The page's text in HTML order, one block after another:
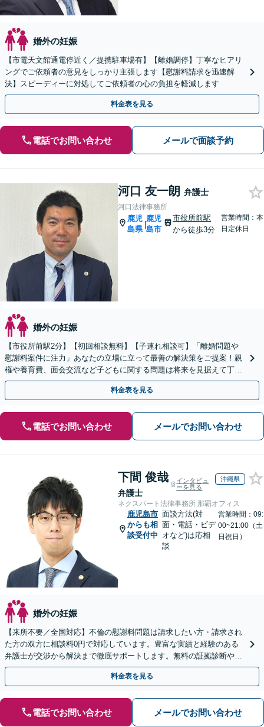
婚外の妊娠
【市電天文館通電停近く／提携駐車場有】【離婚調停】丁寧なヒアリ
ングでご依頼者の意見をしっかり主張します【慰謝料請求を迅速解
決】スピーディーに対処してご依頼者の心の負担を軽減します
料金表を見る
電話でお問い合わせ メールで面談予約
河口 友一朗 弁護士
河口法律事務所
鹿児
島県
|
鹿児
島市
市役所前駅
から徒歩3分
営業時間：本
日定休日
婚外の妊娠
【市役所前駅2分】【初回相談無料】【子連れ相談可】「離婚問題や
慰謝料案件に注力」あなたの立場に立って最善の解決策をご提案！親
権や養育費、面会交流など子どもに関する問題は将来を見据えて丁寧
に対応「安心の費用体系／経済状況に応じて柔軟に対応」
料金表を見る
電話でお問い合わせ メールでお問い合わせ
下間 俊哉
弁護士
インタビュ
ーを見る
沖縄県
ネクスパート法律事務所 那覇オフィス
鹿児島市
からも相
談受付中
面談方法(対
面・電話・ビデ
オなど)は応相
談
営業時間：09:
00~21:00（土
日祝日）
婚外の妊娠
【来所不要／全国対応】不倫の慰謝料問題は請求したい方・請求され
た方の双方に相談料0円で対応しています。豊富な実績と経験のある
弁護士が交渉から解決まで徹底サポートします。無料の証拠診断や着
手金の返還保証もありますので安心してご相談ください。
料金表を見る
電話でお問い合わせ メールでお問い合わせ